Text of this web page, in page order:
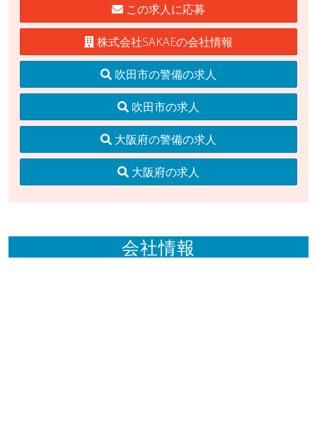
この求人に応募
株式会社SAKAEの会社情報
吹田市の警備の求人
吹田市の求人
大阪府の警備の求人
大阪府の求人
会社情報